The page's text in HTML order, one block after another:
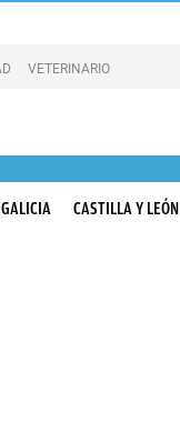
VETERINARIO gatos
GALICIA CASTILLA Y LEÓN